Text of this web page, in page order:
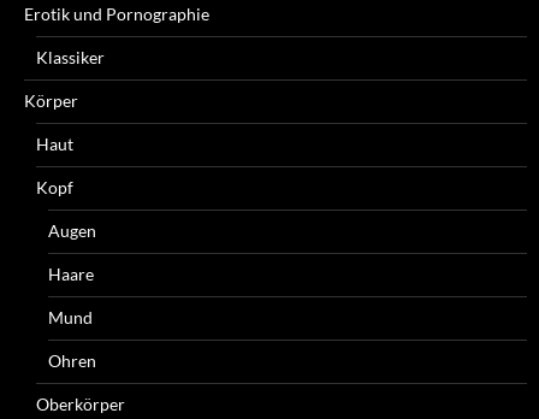
Erotik und Pornographie
Klassiker
Körper
Haut
Kopf
Augen
Haare
Mund
Ohren
Oberkörper